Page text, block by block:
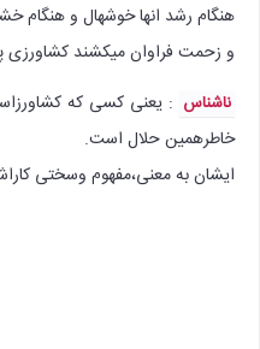
هنگام رشد انها خوشهال و هنگام
و زحمت فراوان میکشند کشاورزی
ناشناس : یعنی کسی که
خاطرهمین حلال است.
ایشان به معنی،مفهوم وسختی